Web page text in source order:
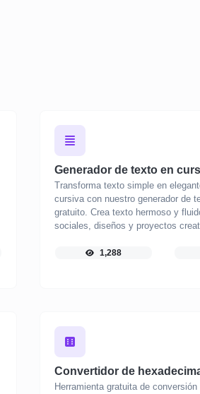
Generador de texto en
Transforma texto simple en
cursiva con nuestro generador de
gratuito. Crea texto hermoso y
sociales, diseños y proyectos
1,288
Convertidor de
Herramienta gratuita de